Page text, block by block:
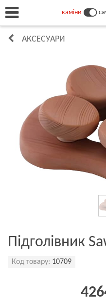
каміни
АКСЕСУАРИ
Підголівник
Код товару: 10709